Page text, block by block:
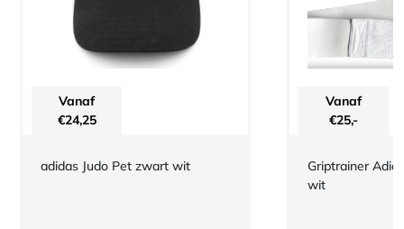
Vanaf
€24,25
adidas Judo Pet zwart wit
Vanaf
€25,-
Griptrainer
wit